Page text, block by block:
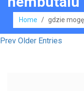
Home / gdzie
Prev Older Entries